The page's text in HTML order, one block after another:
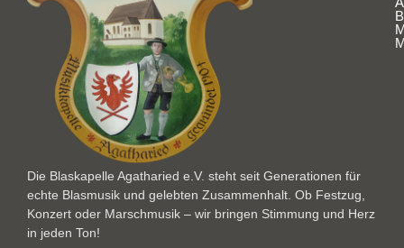
Die Blaskapelle Agatharied e.V. steht seit Generationen für
echte Blasmusik und gelebten Zusammenhalt. Ob Festzug,
Konzert oder Marschmusik – wir bringen Stimmung und Herz
in jeden Ton!